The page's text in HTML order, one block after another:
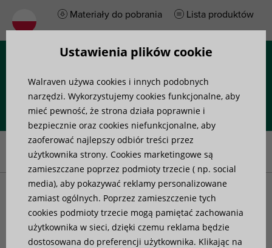
Materiały do pobrania Lista produktów
Home»Produkty »Mocowania do rur i akcesoria
Walraven dB-FiX® 200 Elementy dytansowe
Walraven dB-FiX® 200
Elementy dytansowe
Ustawienia plików cookie
Walraven używa cookies i innych podobnych
narzędzi. Wykorzystujemy cookies funkcjonalne, aby
mieć pewność, że strona działa poprawnie i
bezpiecznie oraz cookies niefunkcjonalne, aby
zaoferować najlepszy odbiór treści przez
użytkownika strony. Cookies marketingowe są
zamieszczane poprzez podmioty trzecie ( np. social
media), aby pokazywać reklamy personalizowane
zamiast ogólnych. Poprzez zamieszczenie tych
cookies podmioty trzecie mogą pamiętać zachowania
użytkownika w sieci, dzięki czemu reklama będzie
dostosowana do preferencji użytkownika. Klikając na